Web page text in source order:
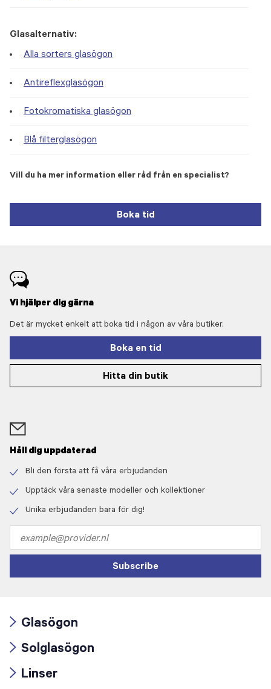
Glasalternativ:
Alla sorters glasögon
Antireflexglasögon
Fotokromatiska glasögon
Blå filterglasögon
Vill du ha mer information eller råd från en specialist?
Boka tid
Vi hjälper dig gärna
Det är mycket enkelt att boka tid i någon av våra butiker.
Boka en tid
Hitta din butik
Håll dig uppdaterad
icon
Bli den första att få våra erbjudanden
icon
Upptäck våra senaste modeller och kollektioner
Unika erbjudanden bara för dig!
address
Subscribe
icon
Glasögon
icon
Solglasögon
Linser